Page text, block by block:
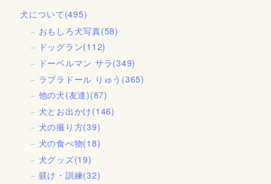
犬について (495)
おもしろ犬写真(58)
ドッグラン(112)
ドーベルマン サラ(349)
ラブラドール りゅう (365)
他の犬(友達)(87)
犬とお出かけ(146)
犬の撮り方(39)
犬の食べ物(18)
犬グッズ(19)
躾け・訓練(32)